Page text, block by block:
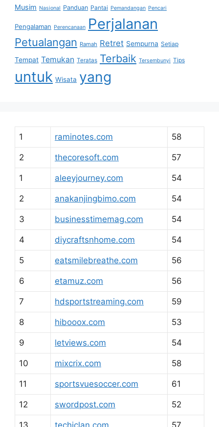
Musim Nasional Panduan Pantai Pemandangan Pencari
Pengalaman Perencanaan Perjalanan
Petualangan Ramah Retret Sempurna Setiap
Tempat Temukan Teratas Terbaik Tersembunyi Tips
untuk Wisata yang
1 raminotes.com 58
2 thecoresoft.com 57
1 aleeyjourney.com 54
2 anakanjingbimo.com 54
3 businesstimemag.com 54
4 diycraftsnhome.com 54
5 eatsmilebreathe.com 56
6 etamuz.com 56
7 hdsportstreaming.com 59
8 hibooox.com 53
9 letviews.com 54
10 mixcrix.com 58
11 sportsvuesoccer.com 61
12 swordpost.com 52
13 techiclan.com 57